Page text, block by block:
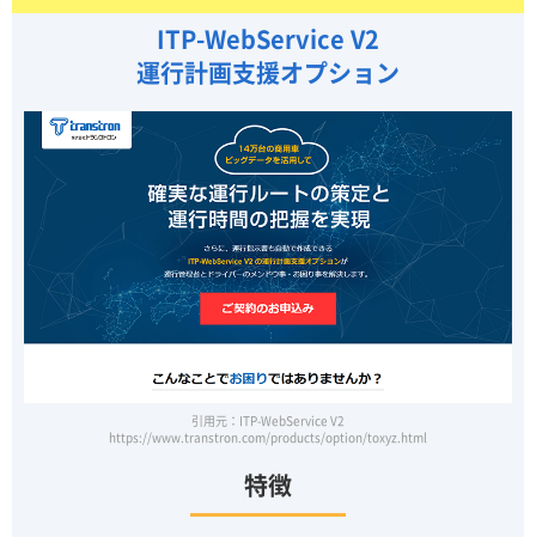
ITP-WebService V2
運行計画支援オプション
引用元：ITP-WebService V2
https://www.transtron.com/products/option/toxyz.html
特徴